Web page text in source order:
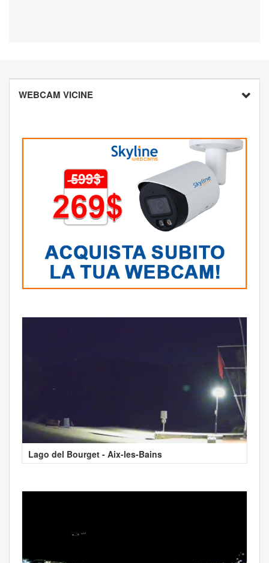
WEBCAM VICINE
Lago del Bourget - Aix-les-Bains